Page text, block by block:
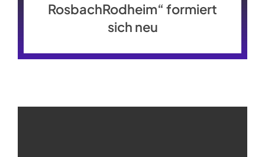
RosbachRodheim“ formiert
sich neu